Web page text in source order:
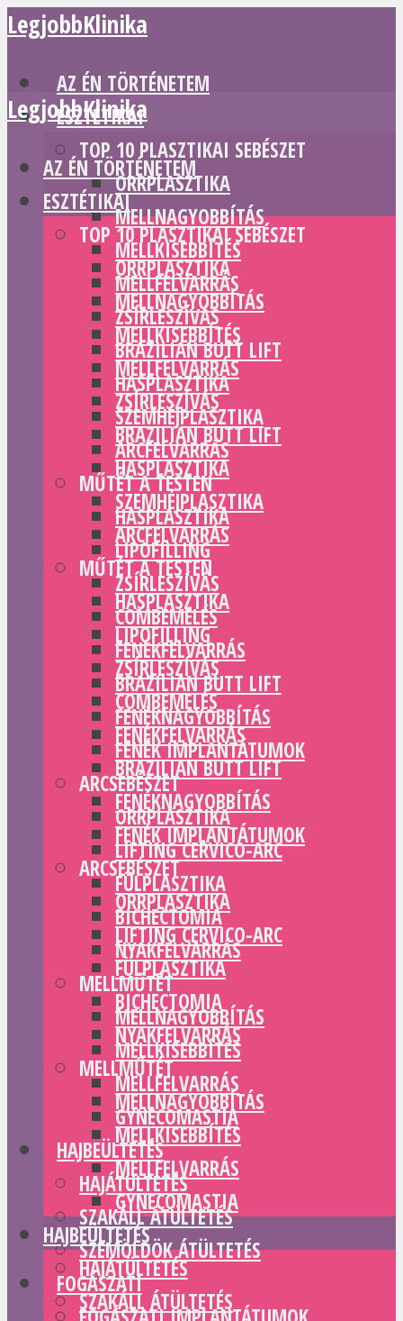
LegjobbKlinika
AZ ÉN TÖRTÉNETEM
ESZTÉTIKAI
TOP 10 PLASZTIKAI SEBÉSZET
ORRPLASZTIKA
MELLNAGYOBBÍTÁS
MELLKISEBBÍTÉS
MELLFELVARRÁS
ZSÍRLESZÍVÁS
BRAZILIAN BUTT LIFT
HASPLASZTIKA
SZEMHÉJPLASZTIKA
ARCFELVARRÁS
MŰTÉT A TESTEN
HASPLASZTIKA
LIPOFILLING
ZSÍRLESZÍVÁS
COMBEMELÉS
FENÉKFELVARRÁS
BRAZILIAN BUTT LIFT
FENÉKNAGYOBBÍTÁS
FENÉK IMPLANTÁTUMOK
ARCSEBÉSZET
ORRPLASZTIKA
LIFTING CERVICO-ARC
FÜLPLASZTIKA
BICHECTOMIA
NYAKFELVARRÁS
MELLMŰTÉT
MELLNAGYOBBÍTÁS
MELLKISEBBÍTÉS
MELLFELVARRÁS
GYNECOMASTIA
HAJBEÜLTETÉS
HAJÁTÜLTETÉS
SZAKÁLL ÁTÜLTETÉS
SZEMÖLDÖK ÁTÜLTETÉS
FOGÁSZATI
LegjobbKlinika
AZ ÉN TÖRTÉNETEM
ESZTÉTIKAI
TOP 10 PLASZTIKAI SEBÉSZET
ORRPLASZTIKA
MELLNAGYOBBÍTÁS
MELLKISEBBÍTÉS
MELLFELVARRÁS
ZSÍRLESZÍVÁS
BRAZILIAN BUTT LIFT
HASPLASZTIKA
SZEMHÉJPLASZTIKA
ARCFELVARRÁS
MŰTÉT A TESTEN
HASPLASZTIKA
LIPOFILLING
ZSÍRLESZÍVÁS
COMBEMELÉS
FENÉKFELVARRÁS
BRAZILIAN BUTT LIFT
FENÉKNAGYOBBÍTÁS
FENÉK IMPLANTÁTUMOK
ARCSEBÉSZET
ORRPLASZTIKA
LIFTING CERVICO-ARC
FÜLPLASZTIKA
BICHECTOMIA
NYAKFELVARRÁS
MELLMŰTÉT
MELLNAGYOBBÍTÁS
MELLKISEBBÍTÉS
MELLFELVARRÁS
GYNECOMASTIA
HAJBEÜLTETÉS
HAJÁTÜLTETÉS
SZAKÁLL ÁTÜLTETÉS